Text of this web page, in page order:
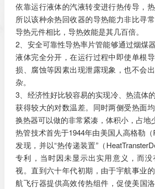
依靠运行液体的汽液转变进行热传导，
所以该种余热回收器的导热能力非比寻
导热元件相比，导热效能是其几百倍。
2、安全可靠性导热率片管能够通过烟煤
液体完全分开，在运行过程中即使单根
损、腐蚀等因素出现泄露现象，也不会
杂。
3、经济性好比较容易的实现冷、热流体
获得较大的对数温差。同时两侧受热面
换热器可以做的非常紧凑，体积小，占地
热管技术首先于1944年由美国人高格勒（
发现，并以“热传递装置”（
专利，当时因未显示出实用意义，而
视。直到六十年代初期，由于宇航事业
航飞行器提供高效传热组件，促使美